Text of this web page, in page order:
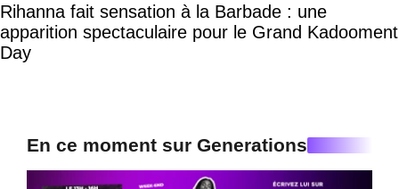
Rihanna fait sensation à la Barbade : une
apparition spectaculaire pour le Grand Kadooment
Day
En ce moment sur Generations